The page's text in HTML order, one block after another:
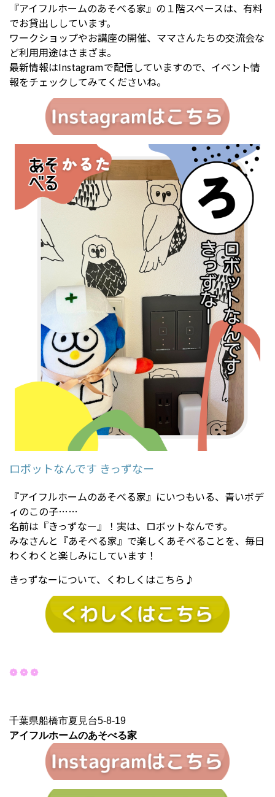
『アイフルホームのあそべる家』の１階スペースは、有料
でお貸出ししています。
ワークショップやお講座の開催、ママさんたちの交流会な
ど利用用途はさまざま。
最新情報はInstagramで配信していますので、イベント情
報をチェックしてみてくださいね。
ロボットなんです きっずなー
『アイフルホームのあそべる家』にいつもいる、青いボデ
ィのこの子……
名前は『きっずなー』！実は、ロボットなんです。
みなさんと『あそべる家』で楽しくあそべることを、毎日
わくわくと楽しみにしています！
きっずなーについて、くわしくはこちら♪
❁ ❁ ❁
千葉県船橋市夏見台5-8-19
アイフルホームのあそべる家